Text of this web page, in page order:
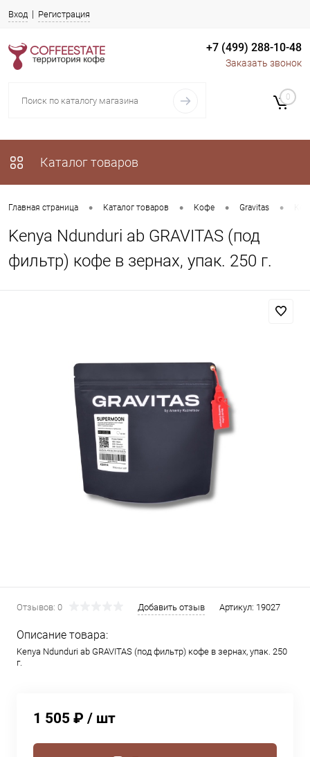
Вход Регистрация
+7 (499) 288-10-48
Заказать звонок
Каталог товаров
0
Главная страница • Каталог товаров • Кофе • Gravitas •
Kenya Ndunduri ab GRAVITAS (под
фильтр) кофе в зернах, упак. 250 г.
Отзывов: 0 Добавить отзыв Артикул: 19027
Описание товара:
Kenya Ndunduri ab GRAVITAS (под фильтр) кофе в зернах, упак. 250
г.
1 505 ₽ / шт